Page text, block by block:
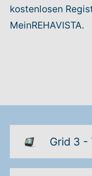
Rundum-Service
Leichte Sprache
Newsletter
kostenlosen
MeinREHAVISTA.
Grid 3 -